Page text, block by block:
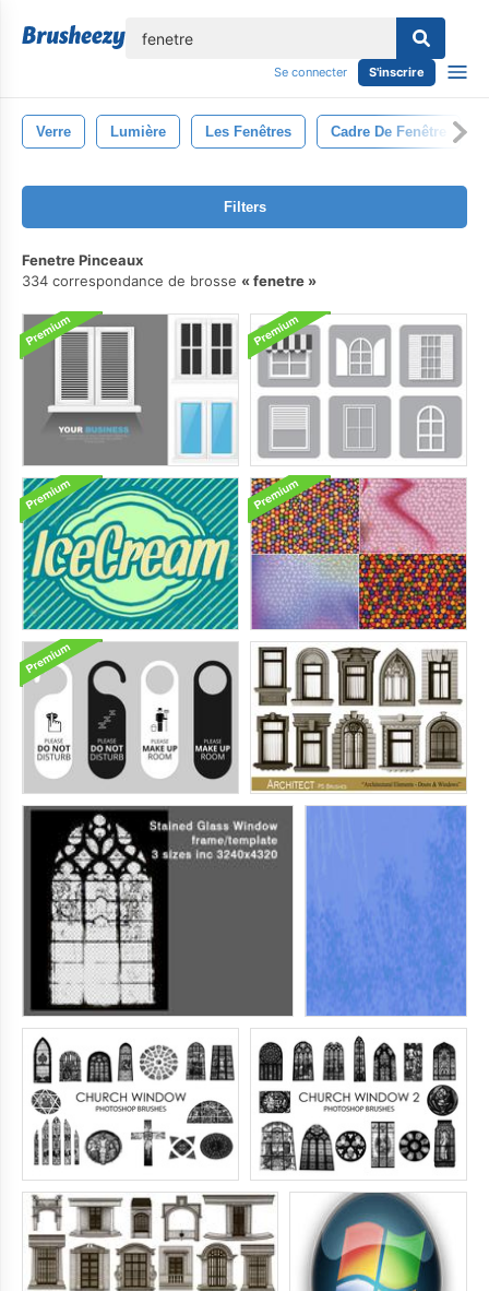
Se connecter S'inscrire
Verre Lumière Les Fenêtres Cadre De Fenêtre
Filters
Fenetre Pinceaux
334 correspondance de brosse
fenetre